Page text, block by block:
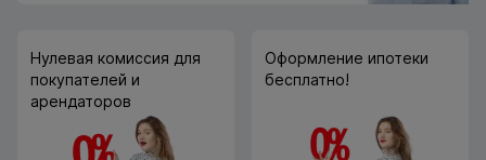
Нулевая комиссия для
покупателей и
арендаторов
Оформление ипотеки
бесплатно!